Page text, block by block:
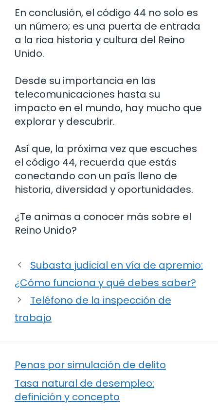
En conclusión, el código 44 no solo es
un número; es una puerta de entrada
a la rica historia y cultura del Reino
Unido.
Desde su importancia en las
telecomunicaciones hasta su
impacto en el mundo, hay mucho que
explorar y descubrir.
Así que, la próxima vez que escuches
el código 44, recuerda que estás
conectando con un país lleno de
historia, diversidad y oportunidades.
¿Te animas a conocer más sobre el
Reino Unido?
Subasta judicial en vía de apremio:
¿Cómo funciona y qué debes saber?
Teléfono de la inspección de
trabajo
Penas por simulación de delito
Tasa natural de desempleo:
definición y concepto